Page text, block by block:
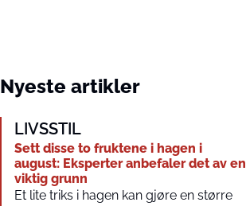
Nyeste artikler
LIVSSTIL
Sett disse to fruktene i hagen i
august: Eksperter anbefaler det av en
viktig grunn
Et lite triks i hagen kan gjøre en større